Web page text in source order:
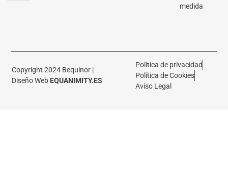
medida
Copyright 2024 Bequinor |
Diseño Web EQUANIMITY.ES
Política de privacidad
Política de Cookies
Aviso Legal